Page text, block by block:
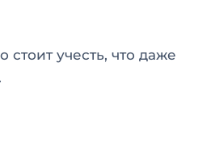
учесть, что даже